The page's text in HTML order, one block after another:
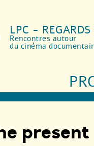
LPC -
Rencontres autour
du cinéma
present